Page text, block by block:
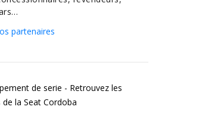
partenaires
de serie - Retrouvez les
la Seat Cordoba